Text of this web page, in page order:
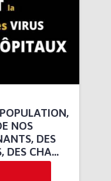
NOS
DES
DES CHA...